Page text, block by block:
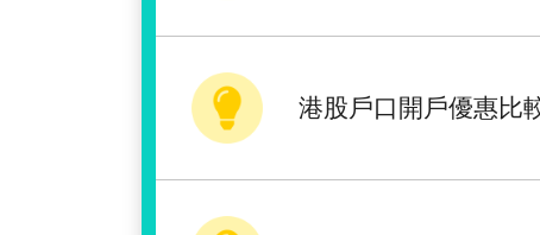
港股戶口開戶優惠比